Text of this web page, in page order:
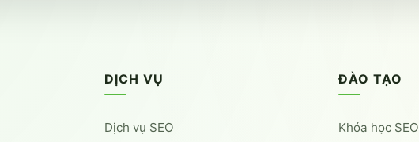
DỊCH VỤ
Dịch vụ SEO
ĐÀO TẠO
Khóa học SEO